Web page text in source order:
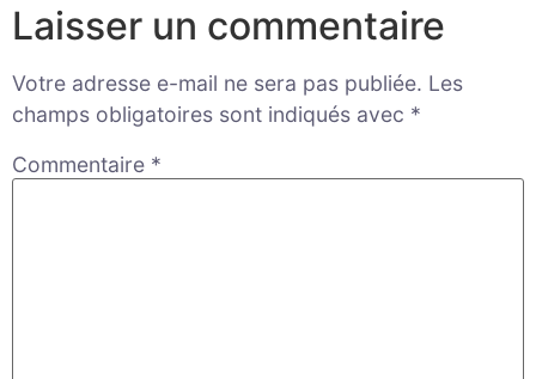
Laisser un commentaire
Votre adresse e-mail ne sera pas publiée. Les
champs obligatoires sont indiqués avec *
Commentaire *